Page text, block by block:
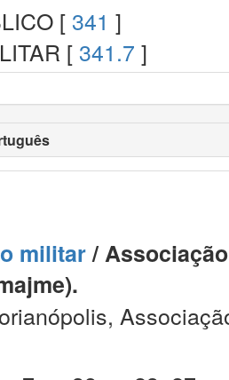
[ 341 ]
[ 341.7 ]
militar/